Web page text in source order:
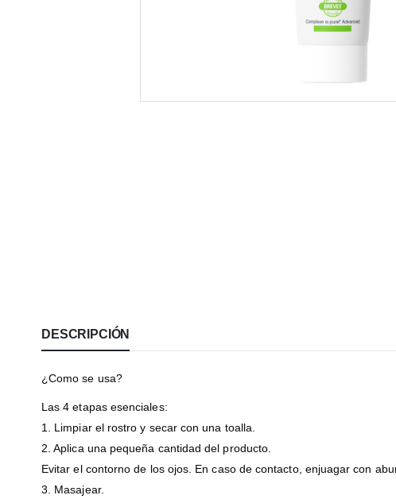
DESCRIPCIÓN
¿Como se usa?
Las 4 etapas esenciales:
1. Limpiar el rostro y secar con una toalla.
2. Aplica una pequeña cantidad del producto.
Evitar el contorno de los ojos. En caso de contacto, enjuagar con
3. Masajear.